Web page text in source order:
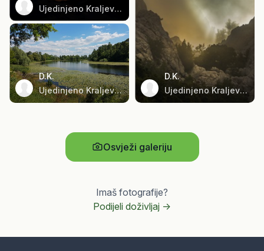
Ujedinjeno Kraljevstvo
D.K.
Ujedinjeno Kraljevstvo
D.K.
Ujedinjeno Kraljevstvo
Osvježi galeriju
Imaš fotografije?
Podijeli doživljaj ->